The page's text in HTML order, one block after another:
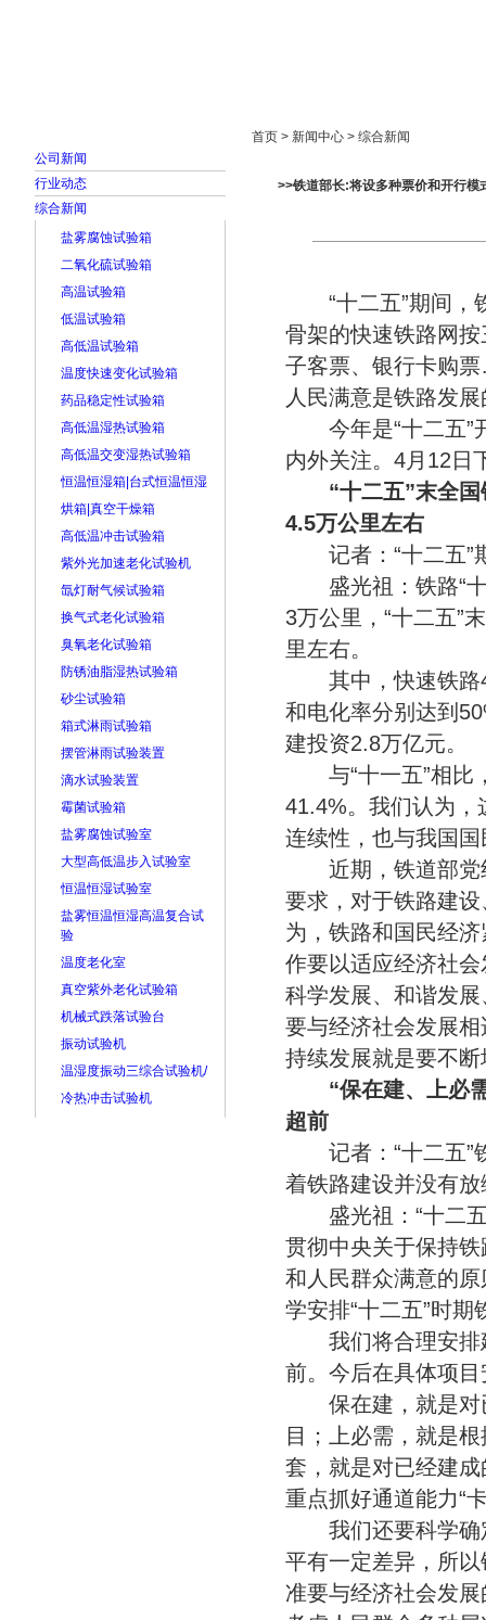
公司新闻
行业动态
综合新闻
盐雾腐蚀试验箱
二氧化硫试验箱
高温试验箱
低温试验箱
高低温试验箱
温度快速变化试验箱
药品稳定性试验箱
高低温湿热试验箱
高低温交变湿热试验箱
恒温恒湿箱|台式恒温恒湿
烘箱|真空干燥箱
高低温冲击试验箱
紫外光加速老化试验机
氙灯耐气候试验箱
换气式老化试验箱
臭氧老化试验箱
防锈油脂湿热试验箱
砂尘试验箱
箱式淋雨试验箱
摆管淋雨试验装置
滴水试验装置
霉菌试验箱
盐雾腐蚀试验室
大型高低温步入试验室
恒温恒湿试验室
盐雾恒温恒湿高温复合试
验
温度老化室
真空紫外老化试验箱
机械式跌落试验台
振动试验机
温湿度振动三综合试验机/
冷热冲击试验机
首页 > 新闻中心 > 综合新闻
>>铁道部长:将设多种票价和开行模
“十二五”期间，
骨架的快速铁路网
子客票、银行卡购
人民满意是铁路发
今年是“十二五”
内外关注。4月12日
“十二五”末全
4.5万公里左右
记者：“十二五”
盛光祖：铁路“十
3万公里，“十二五”
里左右。
其中，快速铁路
和电化率分别达到
建投资2.8万亿元。
与“十一五”相比
41.4%。我们认为，
连续性，也与我国
近期，铁道部党组
要求，对于铁路建
为，铁路和国民经
作要以适应经济社
科学发展、和谐发
要与经济社会发展
持续发展就是要不
“保在建、上必
超前
记者：“十二五”铁
着铁路建设并没有放
盛光祖：“十二五
贯彻中央关于保持
和人民群众满意的
学安排“十二五”时期
我们将合理安排
前。今后在具体项目
保在建，就是对
目；上必需，就是
套，就是对已经建
重点抓好通道能力“
我们还要科学确
平有一定差异，所
准要与经济社会发